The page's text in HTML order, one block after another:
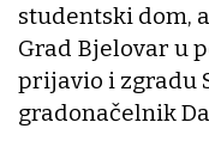
studentski dom,
Grad Bjelovar u
prijavio i zgradu
gradonačelnik